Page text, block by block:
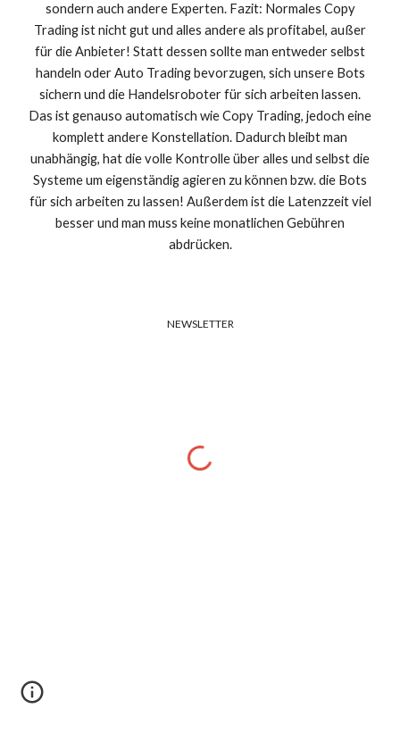
sondern auch andere Experten. Fazit: Normales Copy
Trading ist nicht gut und alles andere als profitabel, außer
für die Anbieter! Statt dessen sollte man entweder selbst
handeln oder Auto Trading bevorzugen, sich unsere Bots
sichern und die Handelsroboter für sich arbeiten lassen.
Das ist genauso automatisch wie Copy Trading, jedoch eine
komplett andere Konstellation. Dadurch bleibt man
unabhängig, hat die volle Kontrolle über alles und selbst die
Systeme um eigenständig agieren zu können bzw. die Bots
für sich arbeiten zu lassen! Außerdem ist die Latenzzeit viel
besser und man muss keine monatlichen Gebühren
abdrücken.
NEWSLETTER